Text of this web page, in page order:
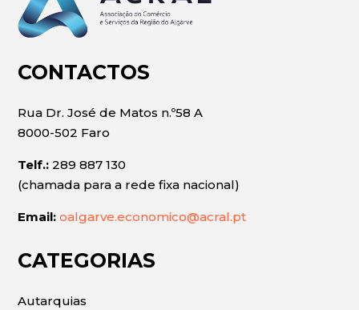
CONTACTOS
Rua Dr. José de Matos n.º58 A
8000-502 Faro
Telf.: 289 887 130
(chamada para a rede fixa nacional)
Email: oalgarve.economico@acral.pt
CATEGORIAS
Autarquias